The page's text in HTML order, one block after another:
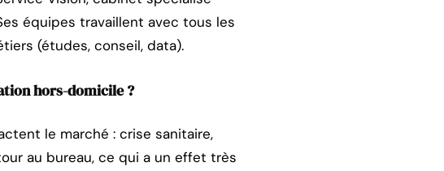
équipes travaillent avec tous les
(études, conseil, data).
hors-domicile ?
le marché : crise sanitaire,
au bureau, ce qui a un effet très